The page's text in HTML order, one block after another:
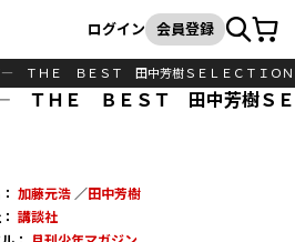
検索
ログイン 会員登録カート
― ＴＨＥ ＢＥＳＴ 田中芳樹ＳＥＬＥＣＴＩＯＮ
ＴＨＥ ＢＥＳＴ 田中芳樹ＳＥ
加藤元浩／田中芳樹
講談社